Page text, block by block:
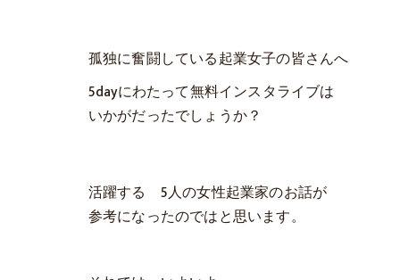
孤独に奮闘している起業女子の皆さんへ
5dayにわたって無料インスタライブは
いかがだったでしょうか？
活躍する 5人の女性起業家のお話が
参考になったのではと思います。